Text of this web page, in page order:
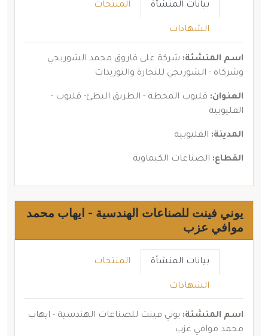
بيانات المنشأة المنتجات
الشهادات
اسم المنشئة: شركة على فاروق محمد الشوربجي
وشركاه - الشوربجي للتجارة والتوريدات
العنوان: قليوب المحطة - الطريق البطئ- قليوب -
القليوبية
المدينة: القليوبية
القطاع: الصناعات الكيماوية
يوني فينت للصناعات الهندسية - ايهاب محمد
موافي عزب
بيانات المنشأة المنتجات
الشهادات
اسم المنشئة: يوني فينت للصناعات الهندسية - ايهاب
محمد موافي عزب